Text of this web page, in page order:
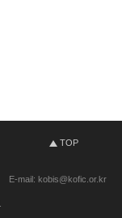
TOP
E-mail: kobis@kofic.or.kr